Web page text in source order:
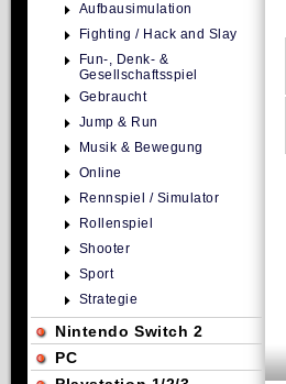
Aufbausimulation
Fighting / Hack and Slay
Fun-, Denk- &
Gesellschaftsspiel
Gebraucht
Jump & Run
Musik & Bewegung
Online
Rennspiel / Simulator
Rollenspiel
Shooter
Sport
Strategie
Nintendo Switch 2
PC